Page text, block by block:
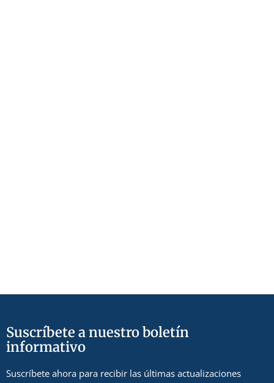
Suscríbete a nuestro boletín
informativo
Suscríbete ahora para recibir las últimas actualizaciones